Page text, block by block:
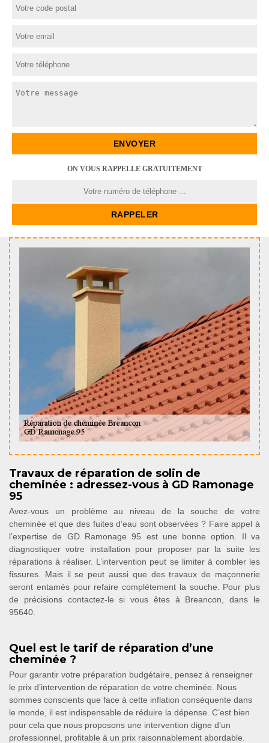
ON VOUS RAPPELLE GRATUITEMENT
Travaux de réparation de solin de
cheminée : adressez-vous à GD Ramonage
95
Avez-vous un problème au niveau de la souche de votre
cheminée et que des fuites d’eau sont observées ? Faire appel à
l’expertise de GD Ramonage 95 est une bonne option. Il va
diagnostiquer votre installation pour proposer par la suite les
réparations à réaliser. L’intervention peut se limiter à combler les
fissures. Mais il se peut aussi que des travaux de maçonnerie
seront entamés pour refaire complétement la souche. Pour plus
de précisions contactez-le si vous êtes à Breancon, dans le
95640.
Quel est le tarif de réparation d’une
cheminée ?
Pour garantir votre préparation budgétaire, pensez à renseigner
le prix d’intervention de réparation de votre cheminée. Nous
sommes conscients que face à cette inflation conséquente dans
le monde, il est indispensable de réduire la dépense. C’est bien
pour cela que nous proposons une intervention digne d’un
professionnel, profitable à un prix raisonnablement abordable.